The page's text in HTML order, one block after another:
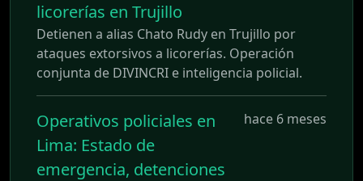
licorerías en Trujillo
Detienen a alias Chato Rudy en Trujillo por
ataques extorsivos a licorerías. Operación
conjunta de DIVINCRI e inteligencia policial.
Operativos policiales en
Lima: Estado de
emergencia, detenciones
hace 6 meses